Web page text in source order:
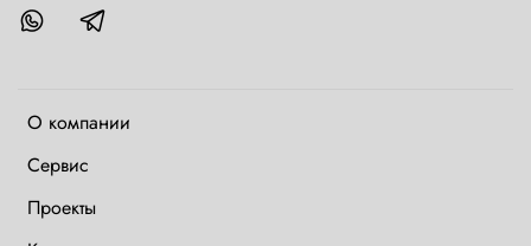
О компании
Сервис
Проекты